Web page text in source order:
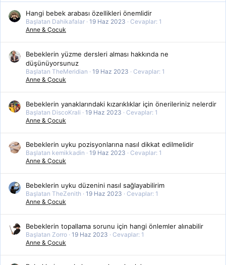
Hangi bebek arabası özellikleri önemlidir
Başlatan Dahikafalar 19 Haz 2023
Cevaplar: 1
Anne & Çocuk
Bebeklerin yüzme dersleri alması hakkında ne
düşünüyorsunuz
Başlatan TheMeridian 19 Haz 2023
Cevaplar: 1
Anne & Çocuk
Bebeklerin yanaklarındaki kızarıklıklar için önerileriniz nelerdir
Başlatan DiscoKrali 19 Haz 2023
Cevaplar: 1
Anne & Çocuk
Bebeklerin uyku pozisyonlarına nasıl dikkat edilmelidir
Başlatan kemikkadin 19 Haz 2023
Cevaplar: 1
Anne & Çocuk
Bebeklerin uyku düzenini nasıl sağlayabilirim
Başlatan TheZenith 19 Haz 2023
Cevaplar: 1
Anne & Çocuk
Bebeklerin topallama sorunu için hangi önlemler alınabilir
Başlatan Zorro 19 Haz 2023
Cevaplar: 1
Anne & Çocuk